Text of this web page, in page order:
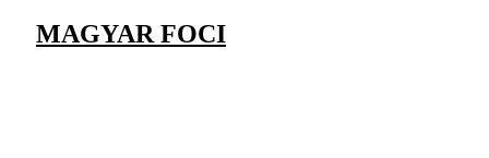
MAGYAR FOCI